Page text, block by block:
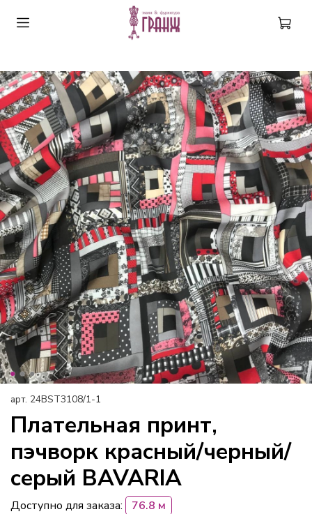
арт. 24BST3108/1-1
Плательная принт,
пэчворк красный/черный/
серый BAVARIA
Доступно для заказа: 76.8 м